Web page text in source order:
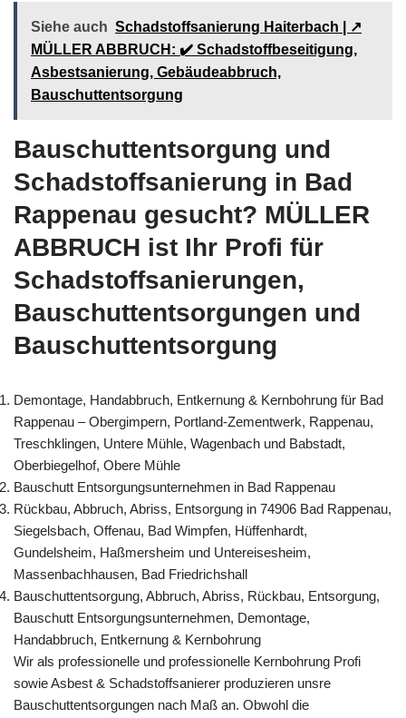
Siehe auch Schadstoffsanierung Haiterbach | ↗️
MÜLLER ABBRUCH: ✔️ Schadstoffbeseitigung,
Asbestsanierung, Gebäudeabbruch,
Bauschuttentsorgung
Bauschuttentsorgung und
Schadstoffsanierung in Bad
Rappenau gesucht? MÜLLER
ABBRUCH ist Ihr Profi für
Schadstoffsanierungen,
Bauschuttentsorgungen und
Bauschuttentsorgung
Demontage, Handabbruch, Entkernung & Kernbohrung für Bad
Rappenau – Obergimpern, Portland-Zementwerk, Rappenau,
Treschklingen, Untere Mühle, Wagenbach und Babstadt,
Oberbiegelhof, Obere Mühle
Bauschutt Entsorgungsunternehmen in Bad Rappenau
Rückbau, Abbruch, Abriss, Entsorgung in 74906 Bad Rappenau,
Siegelsbach, Offenau, Bad Wimpfen, Hüffenhardt,
Gundelsheim, Haßmersheim und Untereisesheim,
Massenbachhausen, Bad Friedrichshall
Bauschuttentsorgung, Abbruch, Abriss, Rückbau, Entsorgung,
Bauschutt Entsorgungsunternehmen, Demontage,
Handabbruch, Entkernung & Kernbohrung
Wir als professionelle und professionelle Kernbohrung Profi
sowie Asbest & Schadstoffsanierer produzieren unsre
Bauschuttentsorgungen nach Maß an. Obwohl die